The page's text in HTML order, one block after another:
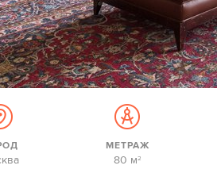
МЕТРАЖ
80 м2